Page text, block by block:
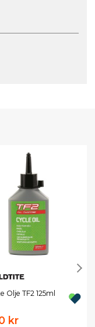
Olje TF2 125ml
kr